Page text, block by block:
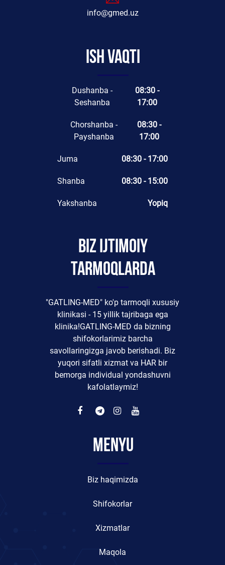
info@gmed.uz
Ish vaqti
Dushanba -
Seshanba
08:30 -
17:00
Chorshanba -
Payshanba
08:30 -
17:00
Juma 08:30 - 17:00
Shanba 08:30 - 15:00
Yakshanba Yopiq
Biz ijtimoiy
tarmoqlarda
"GATLING-MED" ko'p tarmoqli xususiy
klinikasi - 15 yillik tajribaga ega
klinika!GATLING-MED da bizning
shifokorlarimiz barcha
savollaringizga javob berishadi. Biz
yuqori sifatli xizmat va HAR bir
bemorga individual yondashuvni
kafolatlaymiz!
Menyu
Biz haqimizda
Shifokorlar
Xizmatlar
Maqola